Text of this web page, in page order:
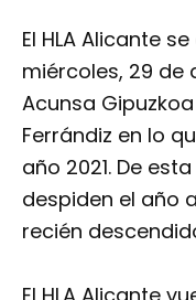
El HLA Alicante
miércoles, 29 de
Acunsa
Ferrándiz en lo
año 2021. De
despiden el año
recién